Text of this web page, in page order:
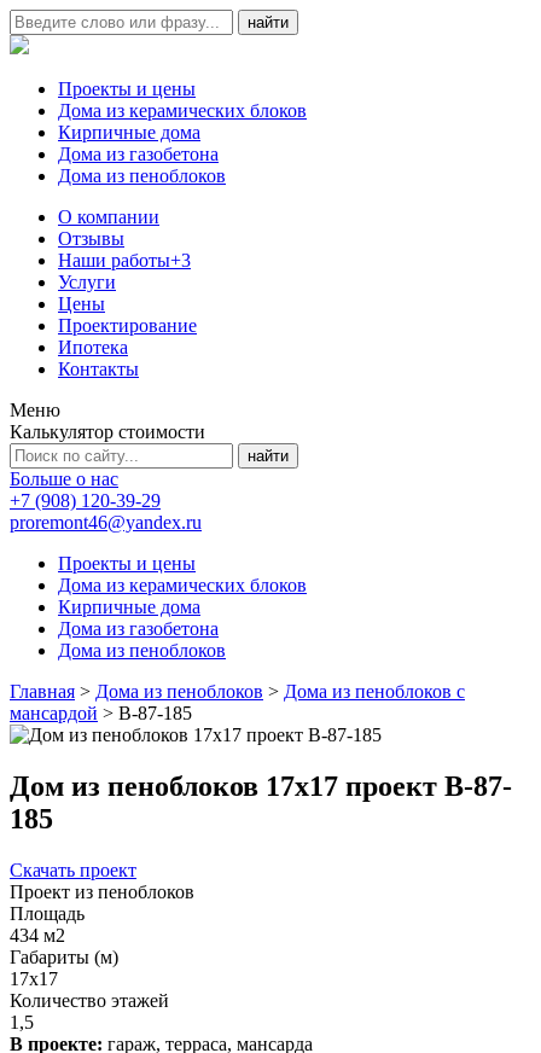
Проекты и цены
Дома из керамических блоков
Кирпичные дома
Дома из газобетона
Дома из пеноблоков
О компании
Отзывы
Наши работы+3
Услуги
Цены
Проектирование
Ипотека
Контакты
Меню
Калькулятор стоимости
Больше о нас
+7 (908) 120-39-29
proremont46@yandex.ru
Проекты и цены
Дома из керамических блоков
Кирпичные дома
Дома из газобетона
Дома из пеноблоков
Главная > Дома из пеноблоков > Дома из пеноблоков с
мансардой > В-87-185
Дом из пеноблоков 17х17 проект В-87-
185
Скачать проект
Проект из пеноблоков
Площадь
434 м2
Габариты (м)
17x17
Количество этажей
1,5
В проекте: гараж, терраса, мансарда